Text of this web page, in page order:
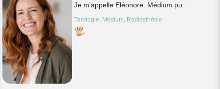
Je m'appelle Eléonore. Médium pu...
Tarologie, Médium, Radiésthésie